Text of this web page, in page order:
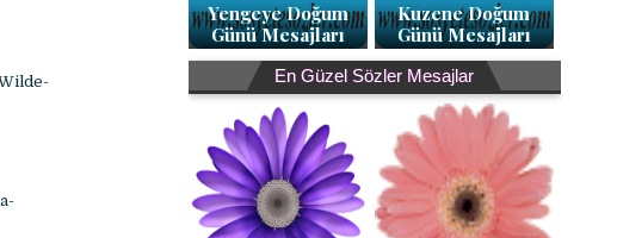
Yengeye Doğum
Günü Mesajları
Kuzene Doğum
Günü Mesajları
En Güzel Sözler Mesajlar